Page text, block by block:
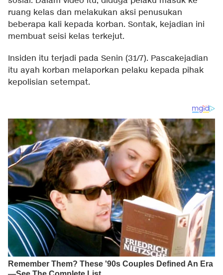
ruang kelas dan melakukan aksi penusukan
beberapa kali kepada korban. Sontak, kejadian ini
membuat seisi kelas terkejut.
Insiden itu terjadi pada Senin (31/7). Pascakejadian
itu ayah korban melaporkan pelaku kepada pihak
kepolisian setempat.